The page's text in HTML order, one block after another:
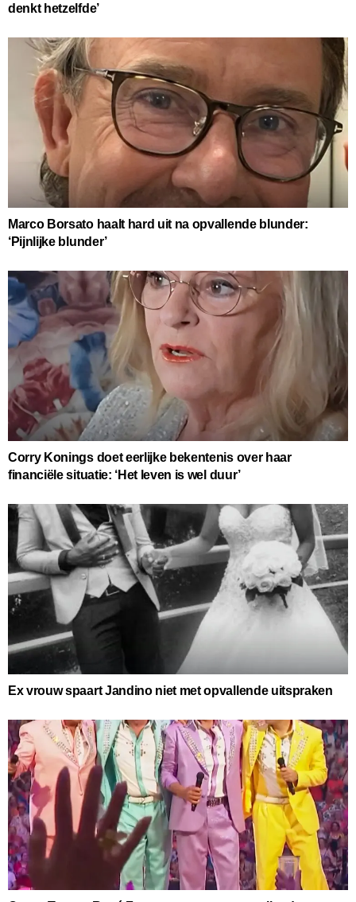
denkt hetzelfde’
Marco Borsato haalt hard uit na opvallende blunder:
‘Pijnlijke blunder’
Corry Konings doet eerlijke bekentenis over haar
financiële situatie: ‘Het leven is wel duur’
Ex vrouw spaart Jandino niet met opvallende uitspraken